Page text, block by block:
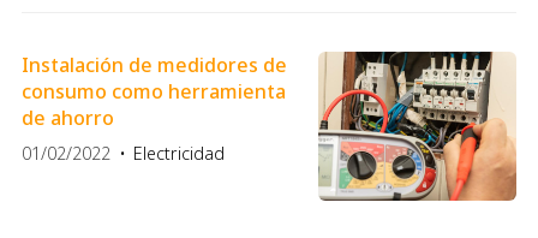
Instalación de medidores de
consumo como herramienta
de ahorro
01/02/2022 Electricidad